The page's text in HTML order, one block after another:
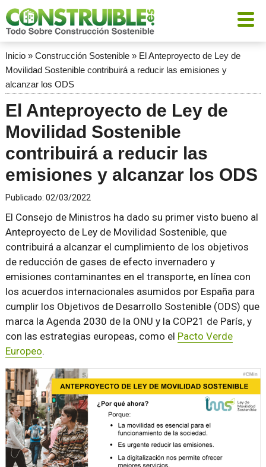
Inicio» Construcción Sostenible» El Anteproyecto de Ley de
Movilidad Sostenible contribuirá a reducir las emisiones y
alcanzar los ODS
El Anteproyecto de Ley de
Movilidad Sostenible
contribuirá a reducir las
emisiones y alcanzar los ODS
Publicado: 02/03/2022
El Consejo de Ministros ha dado su primer visto bueno al
Anteproyecto de Ley de Movilidad Sostenible, que
contribuirá a alcanzar el cumplimiento de los objetivos
de reducción de gases de efecto invernadero y
emisiones contaminantes en el transporte, en línea con
los acuerdos internacionales asumidos por España para
cumplir los Objetivos de Desarrollo Sostenible (ODS) que
marca la Agenda 2030 de la ONU y la COP21 de París, y
con las estrategias europeas, como el Pacto Verde
Europeo.